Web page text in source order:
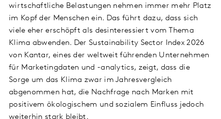
wirtschaftliche Belastungen nehmen immer mehr Platz
im Kopf der Menschen ein. Das führt dazu, dass sich
viele eher erschöpft als desinteressiert vom Thema
Klima abwenden. Der Sustainability Sector Index 2026
von Kantar, eines der weltweit führenden Unternehmen
für Marketingdaten und -analytics, zeigt, dass die
Sorge um das Klima zwar im Jahresvergleich
abgenommen hat, die Nachfrage nach Marken mit
positivem ökologischem und sozialem Einfluss jedoch
weiterhin stark bleibt.